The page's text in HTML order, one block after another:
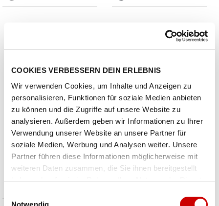
COOKIES VERBESSERN DEIN ERLEBNIS
Wir verwenden Cookies, um Inhalte und Anzeigen zu
personalisieren, Funktionen für soziale Medien anbieten
zu können und die Zugriffe auf unsere Website zu
analysieren. Außerdem geben wir Informationen zu Ihrer
Verwendung unserer Website an unsere Partner für
soziale Medien, Werbung und Analysen weiter. Unsere
Partner führen diese Informationen möglicherweise mit
weiteren Daten zusammen, die Sie ihnen bereitgestellt
haben oder die sie im Rahmen Ihrer Nutzung der Dienste
Notwendig
Outwell
Hydration Water Container
CHF 28.00
Preis reduziert von
statt CHF 34.95An
Outwell
Elmdale 3PA
CHF 1'136.00
Preis reduziert von
statt CHF 1'420.00An